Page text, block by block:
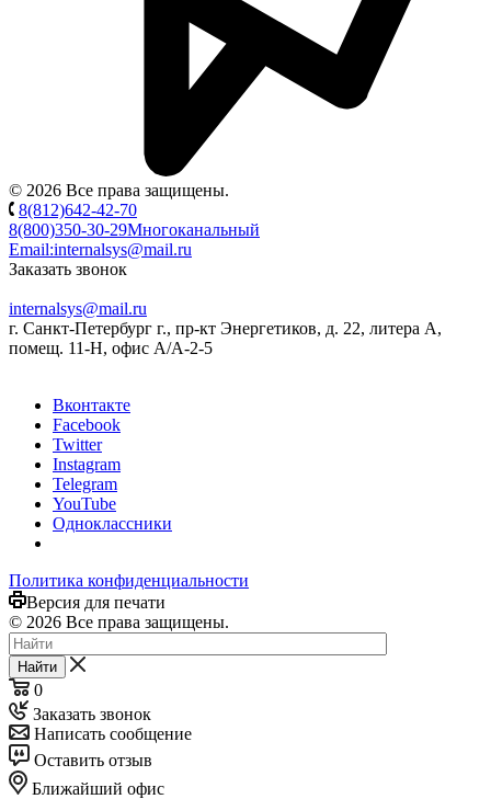
© 2026 Все права защищены.
8(812)642-42-70
8(800)350-30-29Многоканальный
Email:internalsys@mail.ru
Заказать звонок
internalsys@mail.ru
г. Санкт-Петербург г., пр-кт Энергетиков, д. 22, литера А,
помещ. 11-Н, офис А/А-2-5
Вконтакте
Facebook
Twitter
Instagram
Telegram
YouTube
Одноклассники
Политика конфиденциальности
Версия для печати
© 2026 Все права защищены.
Найти
0
Заказать звонок
Написать сообщение
Оставить отзыв
Ближайший офис